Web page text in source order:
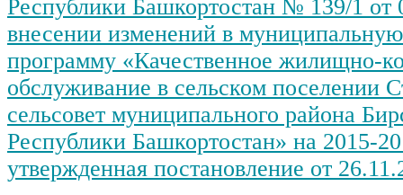
Республики Башкортостан № 139/1 от
внесении изменений в
программу «Качественное жилищно-
обслуживание в сельском поселении
сельсовет муниципального района
Республики Башкортостан» на 2015-
утвержденная постановление от